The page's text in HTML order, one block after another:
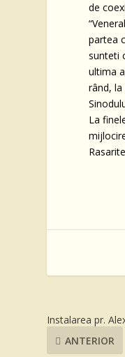
de
partea
sunteti
ultima
rând,
La
Instalarea pr.
ANTERIOR